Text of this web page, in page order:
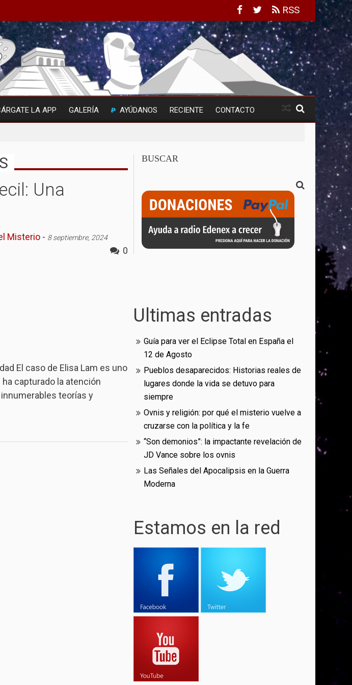
RSS
LA APP GALERÍA AYÚDANOS RECIENTE CONTACTO
Una
Misterio - 8 septiembre, 2024
0
El caso de Elisa Lam es uno
capturado la atención
teorías y
BUSCAR
Ultimas entradas
Guía para ver el Eclipse Total en España el
12 de Agosto
Pueblos desaparecidos: Historias reales de
lugares donde la vida se detuvo para
siempre
Ovnis y religión: por qué el misterio vuelve a
cruzarse con la política y la fe
“Son demonios”: la impactante revelación de
JD Vance sobre los ovnis
Las Señales del Apocalipsis en la Guerra
Moderna
Estamos en la red